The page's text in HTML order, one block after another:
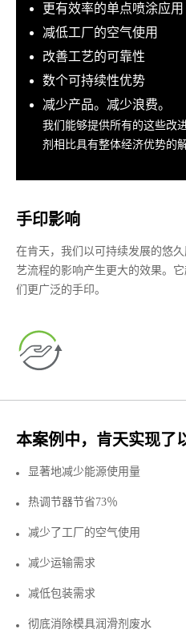
更有效率的单点喷涂应用
减低工厂的空气使用
改善工艺的可靠性
数个可持续性优势
减少产品。减少浪费。
我们能够提供所有的这些改
剂相比具有整体经济优势的
手印影响
在肯天，我们以可持续发展的悠
艺流程的影响产生更大的效果。
们更广泛的手印。
本案例中，肯天实现了
显著地减少能源使用量
热调节器节省73％
减少了工厂的空气使用
减少运输需求
减低包装需求
彻底消除模具润滑剂废水